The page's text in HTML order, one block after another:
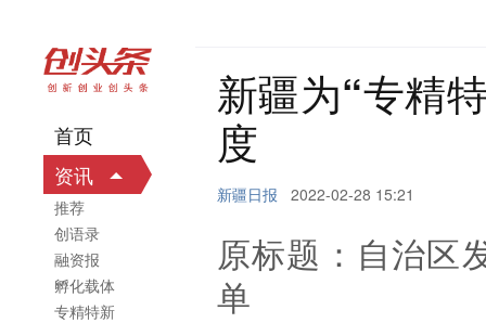
新疆为“专精
度
新疆日报 2022-02-28 15:21
原标题：自治区
单
首页
资讯
推荐
创语录
融资报
孵化载体
专精特新